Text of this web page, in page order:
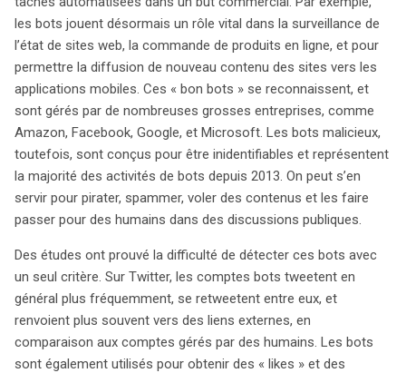
les bots jouent désormais un rôle vital dans la surveillance de
l’état de sites web, la commande de produits en ligne, et pour
permettre la diffusion de nouveau contenu des sites vers les
applications mobiles. Ces « bon bots » se reconnaissent, et
sont gérés par de nombreuses grosses entreprises, comme
Amazon, Facebook, Google, et Microsoft. Les bots malicieux,
toutefois, sont conçus pour être inidentifiables et représentent
la majorité des activités de bots depuis 2013. On peut s’en
servir pour pirater, spammer, voler des contenus et les faire
passer pour des humains dans des discussions publiques.
Des études ont prouvé la difficulté de détecter ces bots avec
un seul critère. Sur Twitter, les comptes bots tweetent en
général plus fréquemment, se retweetent entre eux, et
renvoient plus souvent vers des liens externes, en
comparaison aux comptes gérés par des humains. Les bots
sont également utilisés pour obtenir des « likes » et des